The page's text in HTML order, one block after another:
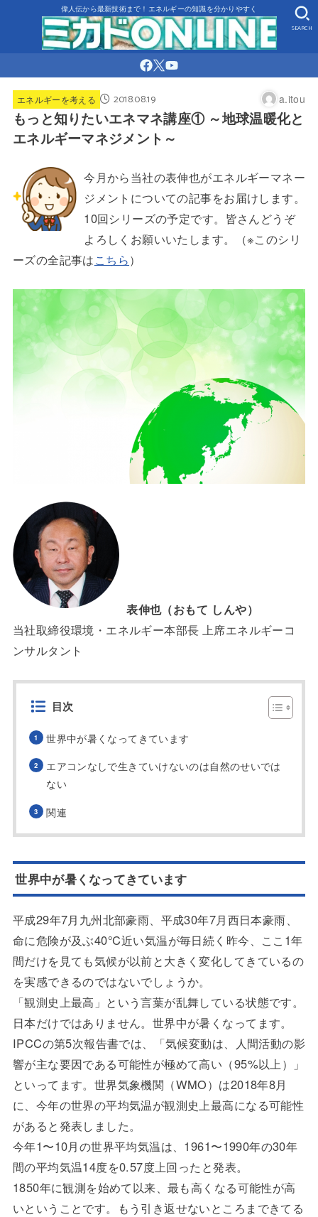
偉人伝から最新技術まで！エネルギーの知識を分かりやすく
SEARCH
エネルギーを考える 2018.08.19 a.itou
もっと知りたいエネマネ講座① ～地球温暖化と
エネルギーマネジメント～
今月から当社の表伸也がエネルギーマネー
ジメントについての記事をお届けします。
10回シリーズの予定です。皆さんどうぞ
よろしくお願いいたします。（※このシリ
ーズの全記事はこちら）
表伸也（おもて しんや）
当社取締役環境・エネルギー本部長 上席エネルギーコ
ンサルタント
目次
世界中が暑くなってきています
エアコンなしで生きていけないのは自然のせいでは
ない
関連
世界中が暑くなってきています
平成29年7月九州北部豪雨、平成30年7月西日本豪雨、
命に危険が及ぶ40℃近い気温が毎日続く昨今、ここ1年
間だけを見ても気候が以前と大きく変化してきているの
を実感できるのではないでしょうか。
「観測史上最高」という言葉が乱舞している状態です。
日本だけではありません。世界中が暑くなってます。
IPCCの第5次報告書では、「気候変動は、人間活動の影
響が主な要因である可能性が極めて高い（95%以上）」
といってます。世界気象機関（WMO）は2018年8月
に、今年の世界の平均気温が観測史上最高になる可能性
があると発表しました。
今年1〜10月の世界平均気温は、1961〜1990年の30年
間の平均気温14度を0.57度上回ったと発表。
1850年に観測を始めて以来、最も高くなる可能性が高
いということです。もう引き返せないところまできてる